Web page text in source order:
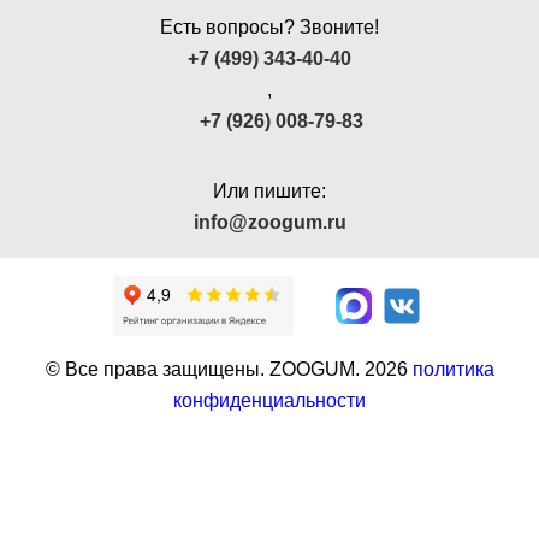
Есть вопросы? Звоните!
+7 (499) 343-40-40
,
+7 (926) 008-79-83
Или пишите:
info@zoogum.ru
© Все права защищены. ZOOGUM. 2026 политика
конфиденциальности